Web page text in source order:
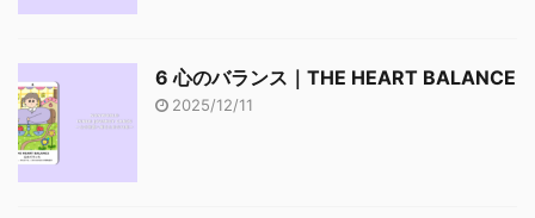
6 心のバランス｜THE HEART BALANCE
2025/12/11